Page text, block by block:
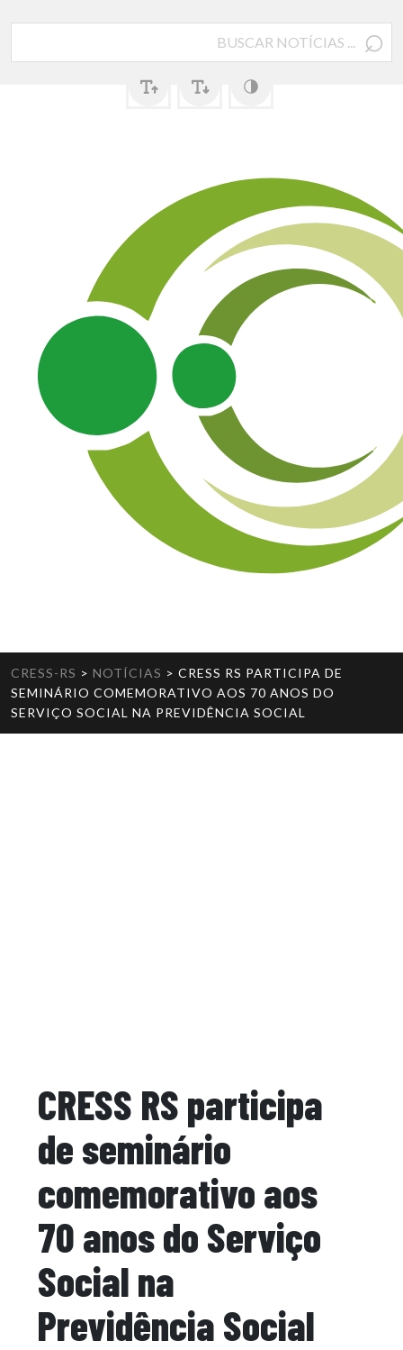
⌕
CRESS-RS > NOTÍCIAS > CRESS RS PARTICIPA DE
SEMINÁRIO COMEMORATIVO AOS 70 ANOS DO
SERVIÇO SOCIAL NA PREVIDÊNCIA SOCIAL
CRESS RS participa
de seminário
comemorativo aos
70 anos do Serviço
Social na
Previdência Social